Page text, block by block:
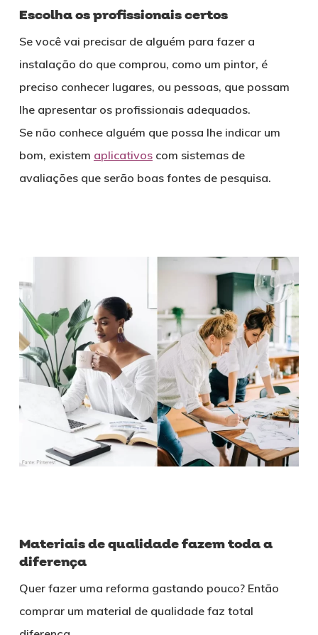
Escolha os profissionais certos
Se você vai precisar de alguém para fazer a
instalação do que comprou, como um pintor, é
preciso conhecer lugares, ou pessoas, que possam
lhe apresentar os profissionais adequados.
Se não conhece alguém que possa lhe indicar um
bom, existem aplicativoscom sistemas de
avaliações que serão boas fontes de pesquisa.
Materiais de qualidade fazem toda a
diferença
Quer fazer uma reforma gastando pouco? Então
comprar um material de qualidade faz total